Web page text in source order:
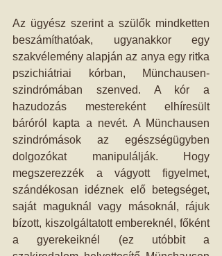
Az ügyész szerint a szülők mindketten
beszámíthatóak, ugyanakkor egy
szakvélemény alapján az anya egy ritka
pszichiátriai kórban, Münchausen-
szindrómában szenved. A kór a
hazudozás mestereként elhíresült
báróról kapta a nevét. A Münchausen
szindrómások az egészségügyben
dolgozókat manipulálják. Hogy
megszerezzék a vágyott figyelmet,
szándékosan idéznek elő betegséget,
saját maguknál vagy másoknál, rájuk
bízott, kiszolgáltatott embereknél, főként
a gyerekeiknél (ez utóbbit a